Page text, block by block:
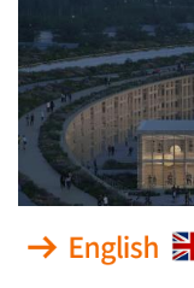
イベ
ミッフ
ご来場
Themes
気候
健康